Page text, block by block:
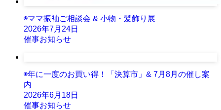
◉ママ振袖ご相談会 & 小物・髪飾り展
2026年7月24日
催事お知らせ
◉年に一度のお買い得！「決算市」& 7月8月の催し案
内
2026年6月18日
催事お知らせ